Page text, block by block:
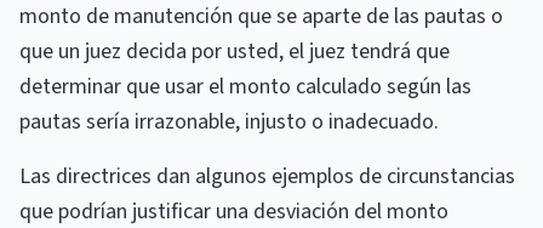
monto de manutención que se aparte de las pautas o
que un juez decida por usted, el juez tendrá que
determinar que usar el monto calculado según las
pautas sería irrazonable, injusto o inadecuado.
Las directrices dan algunos ejemplos de circunstancias
que podrían justificar una desviación del monto